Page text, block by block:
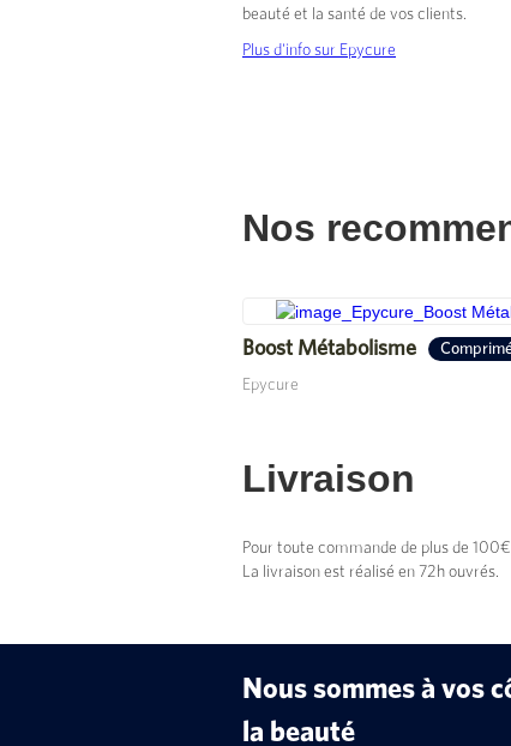
beauté et la santé de vos clients.
Plus d'info sur Epycure
Nos
Boost Métabolisme
Epycure
Livraison
Pour toute commande de plus de
La livraison est réalisé en 72h ouvrés.
Nous sommes à vos
la beauté